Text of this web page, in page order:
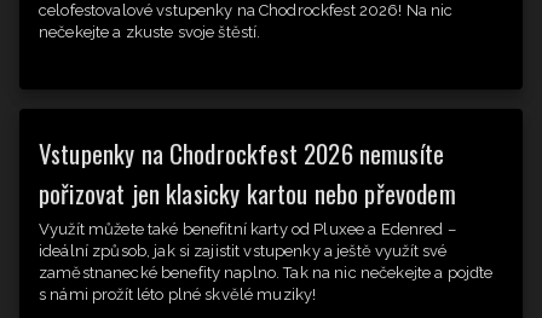
celofestovalové vstupenky na Chodrockfest 2026! Na nic
nečekejte a zkuste svoje štěstí.
Vstupenky na Chodrockfest 2026 nemusíte
pořizovat jen klasicky kartou nebo převodem
Využít můžete také benefitní karty od Pluxee a Edenred –
ideální způsob, jak si zajistit vstupenky a ještě využít své
zaměstnanecké benefity naplno. Tak na nic nečekejte a pojďte
s námi prožít léto plné skvělé muziky!